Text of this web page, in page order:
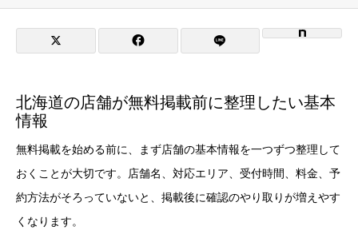
北海道の店舗が無料掲載前に整理したい基本
情報
無料掲載を始める前に、まず店舗の基本情報を一つずつ整理して
おくことが大切です。店舗名、対応エリア、受付時間、料金、予
約方法がそろっていないと、掲載後に確認のやり取りが増えやす
くなります。